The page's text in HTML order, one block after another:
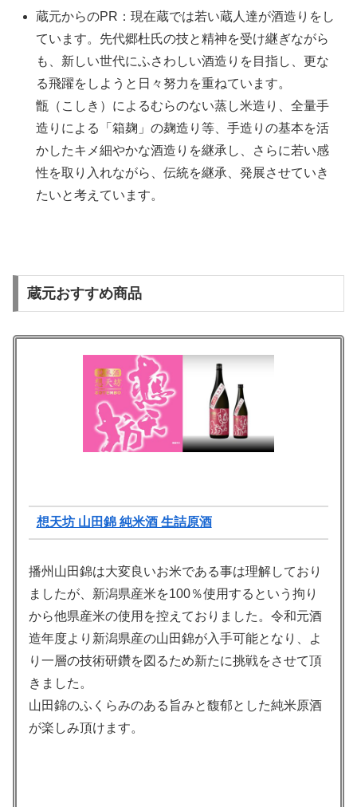
蔵元からのPR：現在蔵では若い蔵人達が酒造りをし
ています。先代郷杜氏の技と精神を受け継ぎながら
も、新しい世代にふさわしい酒造りを目指し、更な
る飛躍をしようと日々努力を重ねています。
甑（こしき）によるむらのない蒸し米造り、全量手
造りによる「箱麹」の麹造り等、手造りの基本を活
かしたキメ細やかな酒造りを継承し、さらに若い感
性を取り入れながら、伝統を継承、発展させていき
たいと考えています。
蔵元おすすめ商品
想天坊 山田錦 純米酒 生詰原酒
播州山田錦は大変良いお米である事は理解しており
ましたが、新潟県産米を100％使用するという拘り
から他県産米の使用を控えておりました。令和元酒
造年度より新潟県産の山田錦が入手可能となり、よ
り一層の技術研鑽を図るため新たに挑戦をさせて頂
きました。
山田錦のふくらみのある旨みと馥郁とした純米原酒
が楽しみ頂けます。